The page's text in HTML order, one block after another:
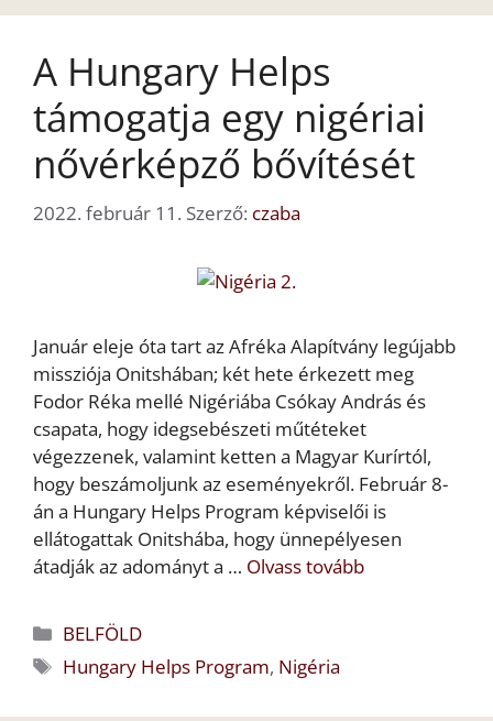
A Hungary Helps
támogatja egy nigériai
nővérképző bővítését
2022. február 11. Szerző: czaba
Január eleje óta tart az Afréka Alapítvány legújabb
missziója Onitshában; két hete érkezett meg
Fodor Réka mellé Nigériába Csókay András és
csapata, hogy idegsebészeti műtéteket
végezzenek, valamint ketten a Magyar Kurírtól,
hogy beszámoljunk az eseményekről. Február 8-
án a Hungary Helps Program képviselői is
ellátogattak Onitshába, hogy ünnepélyesen
átadják az adományt a … Olvass tovább
Kategória
BELFÖLD
Címkék
Hungary Helps Program, Nigéria